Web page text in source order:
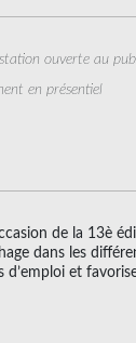
ouverte au
en présentiel
de la 13è
dans les
d’emploi et